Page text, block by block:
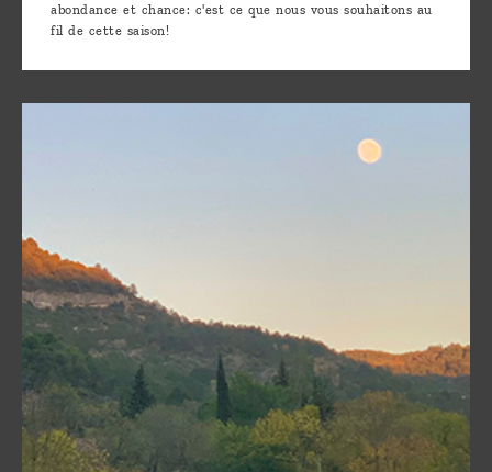
abondance et chance: c'est ce que nous vous souhaitons au
fil de cette saison!